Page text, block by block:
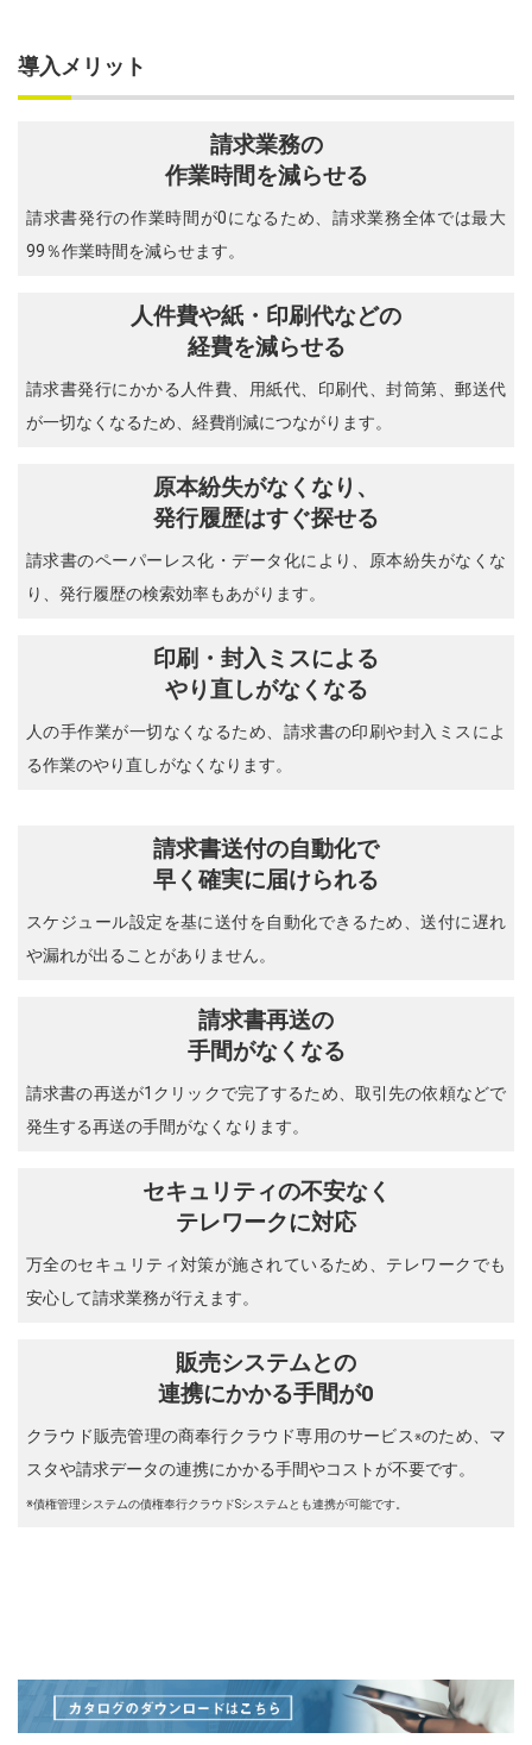
導入メリット
請求業務の
作業時間を減らせる
請求書発行の作業時間が0になるため、請求業務全体では最大
99％作業時間を減らせます。
人件費や紙・印刷代などの
経費を減らせる
請求書発行にかかる人件費、用紙代、印刷代、封筒第、郵送代
が一切なくなるため、経費削減につながります。
原本紛失がなくなり、
発行履歴はすぐ探せる
請求書のペーパーレス化・データ化により、原本紛失がなくな
り、発行履歴の検索効率もあがります。
印刷・封入ミスによる
やり直しがなくなる
人の手作業が一切なくなるため、請求書の印刷や封入ミスによ
る作業のやり直しがなくなります。
請求書送付の自動化で
早く確実に届けられる
スケジュール設定を基に送付を自動化できるため、送付に遅れ
や漏れが出ることがありません。
請求書再送の
手間がなくなる
請求書の再送が1クリックで完了するため、取引先の依頼などで
発生する再送の手間がなくなります。
セキュリティの不安なく
テレワークに対応
万全のセキュリティ対策が施されているため、テレワークでも
安心して請求業務が行えます。
販売システムとの
連携にかかる手間が0
クラウド販売管理の商奉行クラウド専用のサービス※のため、マ
スタや請求データの連携にかかる手間やコストが不要です。
※債権管理システムの債権奉行クラウドSシステムとも連携が可能です。